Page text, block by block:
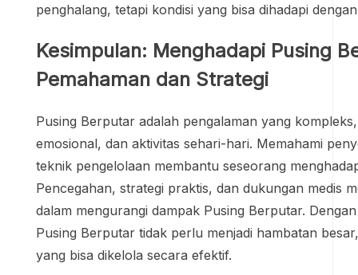
penghalang, tetapi kondisi yang bisa dihadapi
Kesimpulan: Menghadapi Pusing
Pemahaman dan Strategi
Pusing Berputar adalah pengalaman yang
emosional, dan aktivitas sehari-hari. Memahami
teknik pengelolaan membantu seseorang
Pencegahan, strategi praktis, dan dukungan medis
dalam mengurangi dampak Pusing Berputar.
Pusing Berputar tidak perlu menjadi hambatan
yang bisa dikelola secara efektif.